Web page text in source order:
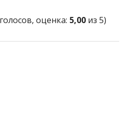
голосов, оценка: 5,00 из 5)